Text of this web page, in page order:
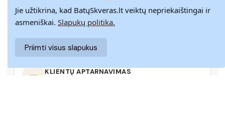
SAUGUS MOKĖJIMAS
SSL šifravimas užtikrina aukščiausią jūsų duomenų
saugumo lygį
KLIENTŲ APTARNAVIMAS
Jie užtikrina, kad BatųSkveras.lt veiktų nepriekaištingai ir
asmeniškai. Slapukų politika.
Priimti visus slapukus